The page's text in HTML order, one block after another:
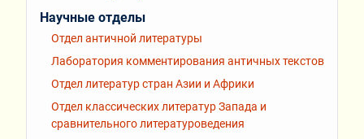
Научные отделы
Отдел античной литературы
Лаборатория комментирования античных текстов
Отдел литератур стран Азии и Африки
Отдел классических литератур Запада и
сравнительного литературоведения